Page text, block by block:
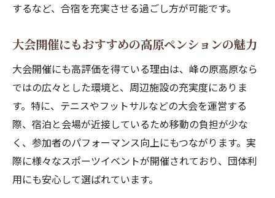
するなど、合宿を充実させる過ごし方が可能です。
大会開催にもおすすめの高原ペンションの魅力
大会開催にも高評価を得ている理由は、峰の原高原なら
ではの広々とした環境と、周辺施設の充実度にありま
す。特に、テニスやフットサルなどの大会を運営する
際、宿泊と会場が近接しているため移動の負担が少な
く、参加者のパフォーマンス向上にもつながります。実
際に様々なスポーツイベントが開催されており、団体利
用にも安心して選ばれています。